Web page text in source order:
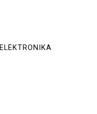
ELEKTRONIKA